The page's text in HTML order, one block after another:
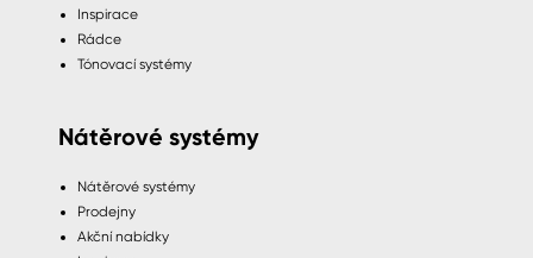
Inspirace
Rádce
Tónovací systémy
Nátěrové systémy
Nátěrové systémy
Prodejny
Akční nabídky